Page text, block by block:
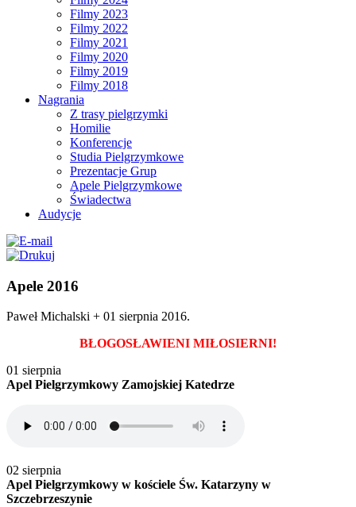
Filmy 2023
Filmy 2022
Filmy 2021
Filmy 2020
Filmy 2019
Filmy 2018
Nagrania
Z trasy pielgrzymki
Homilie
Konferencje
Studia Pielgrzymkowe
Prezentacje Grup
Apele Pielgrzymkowe
Świadectwa
Audycje
Apele 2016
Paweł Michalski + 01 sierpnia 2016.
BŁOGOSŁAWIENI MIŁOSIERNI!
01 sierpnia
Apel Pielgrzymkowy Zamojskiej Katedrze
02 sierpnia
Apel Pielgrzymkowy w kościele Św. Katarzyny w
Szczebrzeszynie